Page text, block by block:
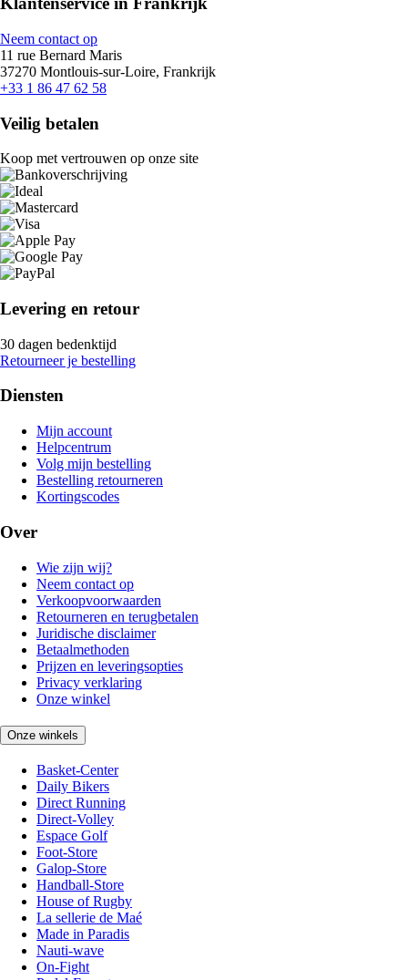
Neem contact op
11 rue Bernard Maris
37270 Montlouis-sur-Loire, Frankrijk
+33 1 86 47 62 58
Veilig betalen
Koop met vertrouwen op onze site
Levering en retour
30 dagen bedenktijd
Retourneer je bestelling
Diensten
Mijn account
Helpcentrum
Volg mijn bestelling
Bestelling retourneren
Kortingscodes
Over
Wie zijn wij?
Neem contact op
Verkoopvoorwaarden
Retourneren en terugbetalen
Juridische disclaimer
Betaalmethoden
Prijzen en leveringsopties
Privacy verklaring
Onze winkel
Onze winkels
Basket-Center
Daily Bikers
Direct Running
Direct-Volley
Espace Golf
Foot-Store
Galop-Store
Handball-Store
House of Rugby
La sellerie de Maé
Made in Paradis
Nauti-wave
On-Fight